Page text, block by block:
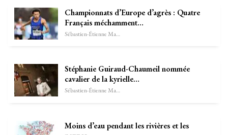
Championnats d’Europe d’agrès : Quatre
Français méchamment…
Sébastien-Étienne Marechal
Stéphanie Guiraud-Chaumeil nommée
cavalier de la kyrielle…
Sébastien-Étienne Marechal
Moins d’eau pendant les rivières et les